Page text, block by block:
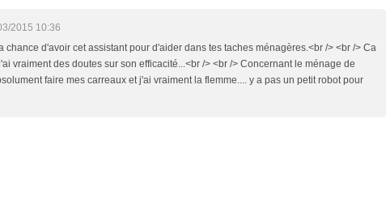
2015 10:36
chance d'avoir cet assistant pour d'aider dans tes taches ménagères.<br /> <br /> Ca
vraiment des doutes sur son efficacité...<br /> <br /> Concernant le ménage de
faire mes carreaux et j'ai vraiment la flemme.... y a pas un petit robot pour